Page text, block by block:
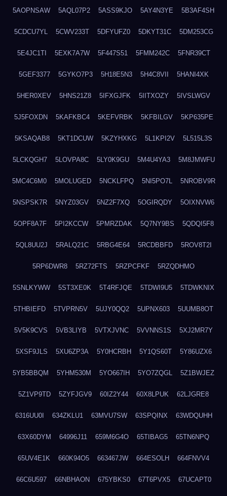
5AOPNSAW 5AQL07P2 5ASS9KJO 5AY4N3YE 5B3AF4SH
5CDCU7YL 5CWV233T 5DFYUFZ0 5DKYT31C 5DM253CG
5E4JC1TI 5EXK7A7W 5F447S51 5FMM242C 5FNR39CT
5GEF3377 5GYKO7P3 5H18E5N3 5H4C8VII 5HANI4XK
5HER0XEV 5HNS21Z8 5IFXGJFK 5IITXOZY 5IVSLWGV
5J5FOXDN 5KAFKBC4 5KEFVRBK 5KFBILGV 5KP635PE
5KSAQAB8 5KT1DCUW 5KZYHXKG 5L1KPI2V 5L515L3S
5LCKQGH7 5LOVPA8C 5LY0K9GU 5M4U4YA3 5M8JMWFU
5MC4C6M0 5MOLUGED 5NCKLFPQ 5NI5PO7L 5NROBV9R
5NSPSK7R 5NYZ03GV 5NZ2F7XQ 5OGIRQDY 5OIXNVW6
5OPF8A7F 5PI2KCCW 5PMRZDAK 5Q7NY9BS 5QDQI5F8
5QL8UU2J 5RALQ21C 5RBG4E64 5RCDBBFD 5ROV8T2I
5RP6DWR8 5RZ72FTS 5RZPCFKF 5RZQDHMO
5SNLKYWW 5ST3XE0K 5T4RFJQE 5TDWI9U5 5TDWKNIX
5THBIEFD 5TVPRN5V 5UJY0QQ2 5UPNX603 5UUMB8OT
5V5K9CVS 5VB3LIYB 5VTXJVNC 5VVNNS1S 5XJ2MR7Y
5XSF9JLS 5XU6ZP3A 5Y0HCRBH 5Y1QS60T 5Y86UZX6
5YB5BBQM 5YHM530M 5YO667IH 5YO7ZQGL 5Z1BWJEZ
5Z1VP9TD 5ZYFJGV9 60IZ2Y44 60X8LPUK 62LJGRE8
6316UU0I 634ZKLU1 63MVU7SW 63SPQINX 63WDQUHH
63X60DYM 64996J11 659M6G4O 65TIBAG5 65TN6NPQ
65UV4E1K 660K94O5 663467JW 664ESOLH 664FNVV4
66C6U597 66NBHAON 675YBKS0 67T6PVX5 67UCAPT0